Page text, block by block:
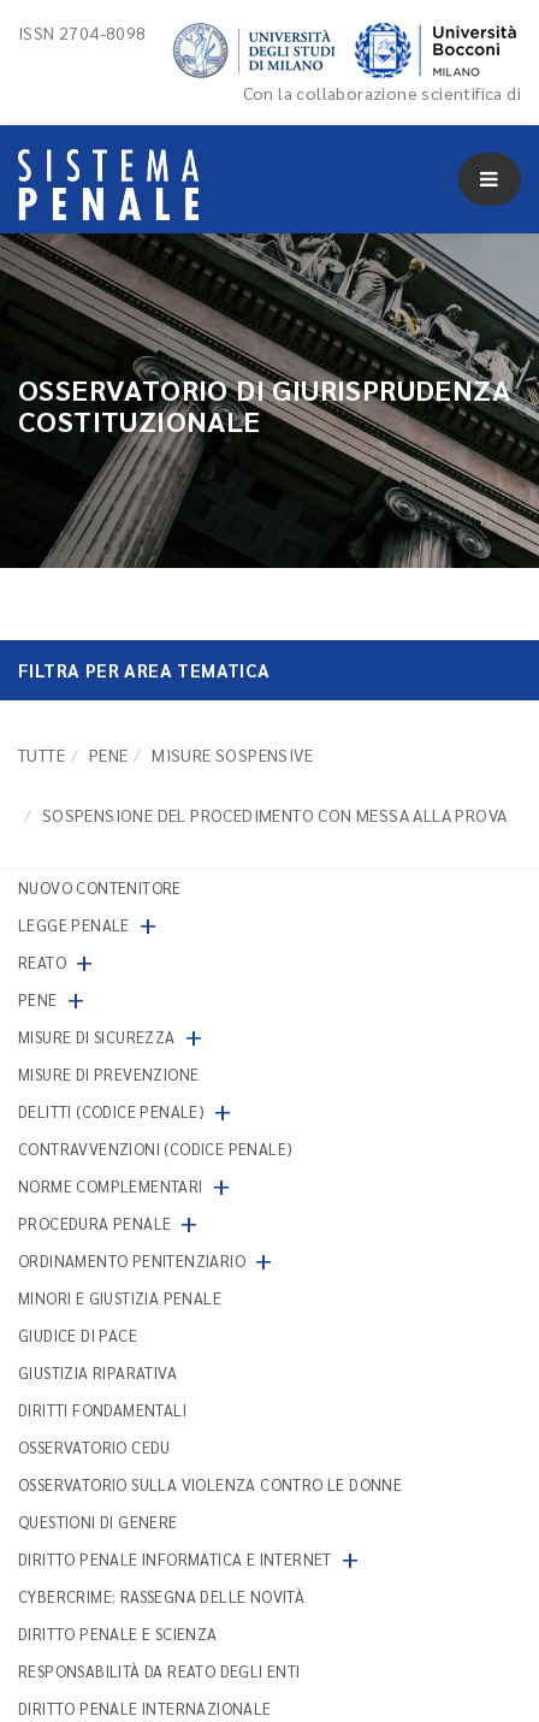
ISSN 2704-8098
Con la collaborazione scientifica di
OSSERVATORIO DI GIURISPRUDENZA
COSTITUZIONALE
FILTRA PER AREA TEMATICA
TUTTE PENE MISURE SOSPENSIVE
SOSPENSIONE DEL PROCEDIMENTO CON MESSA ALLA PROVA
NUOVO CONTENITORE
LEGGE PENALE +
REATO +
PENE +
MISURE DI SICUREZZA +
MISURE DI PREVENZIONE
DELITTI (CODICE PENALE) +
CONTRAVVENZIONI (CODICE PENALE)
NORME COMPLEMENTARI
+
PROCEDURA PENALE +
ORDINAMENTO PENITENZIARIO +
MINORI E GIUSTIZIA PENALE
GIUDICE DI PACE
GIUSTIZIA RIPARATIVA
DIRITTI FONDAMENTALI
OSSERVATORIO CEDU
OSSERVATORIO SULLA VIOLENZA CONTRO LE DONNE
QUESTIONI DI GENERE
DIRITTO PENALE INFORMATICA E INTERNET +
CYBERCRIME: RASSEGNA DELLE NOVITÀ
DIRITTO PENALE E SCIENZA
RESPONSABILITÀ DA REATO DEGLI ENTI
DIRITTO PENALE INTERNAZIONALE